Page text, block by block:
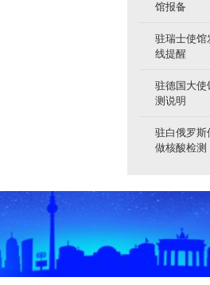
馆报备
驻瑞士使馆
线提醒
驻德国大使
测说明
驻白俄罗斯
做核酸检测